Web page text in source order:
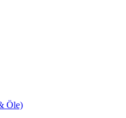
Öle)